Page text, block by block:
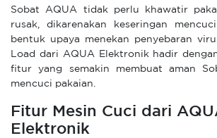
Sobat AQUA tidak perlu khawatir
rusak, dikarenakan keseringan
bentuk upaya menekan penyebaran
Load dari AQUA Elektronik hadir
fitur yang semakin membuat aman
mencuci pakaian.
Fitur Mesin Cuci dari
Elektronik